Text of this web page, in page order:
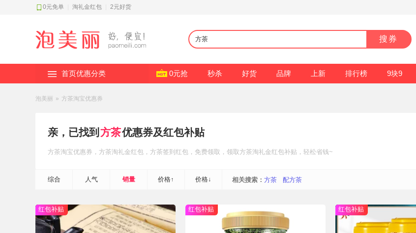
0元免单 淘礼金红包 2元好货
搜券
首页优惠分类 0元抢 秒杀 好货 品牌 上新 排行榜 9块9
泡美丽 » 方茶淘宝优惠券
亲，已找到 方茶优惠券及红包补贴
方茶淘宝优惠券 ，方茶淘礼金红包 ，方茶签到红包 ，免费领取，领取方茶淘礼金红包补贴 ，轻松省钱~
综合 人气 销量 价格↑ 价格↓ 相关搜索： 方茶 配方茶
红包补贴 红包补贴 红包补贴